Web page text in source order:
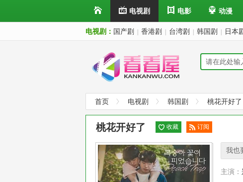
电视剧 电影 动漫
电视剧： 国产剧 香港剧 台湾剧 韩国剧 日本
首页 电视剧 韩国剧 桃花开好了
桃花开好了 收藏
订阅
阅
我也
主演：